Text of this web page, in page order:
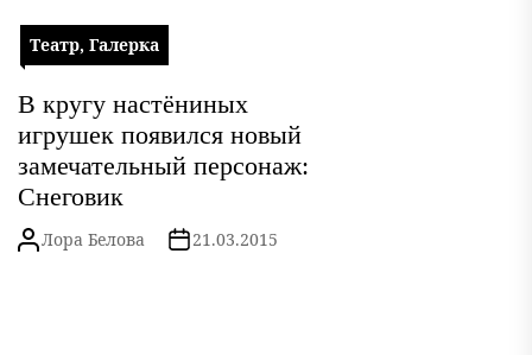
Театр, Галерка
В кругу настёниных
игрушек появился новый
замечательный персонаж:
Снеговик
Лора Белова 21.03.2015